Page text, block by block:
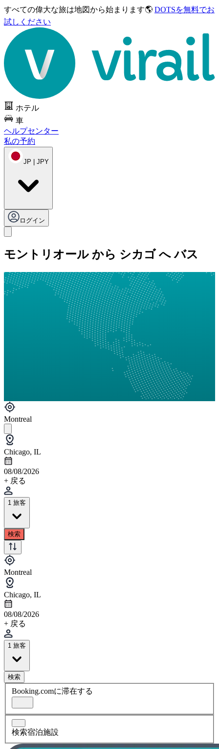
すべての偉大な旅は地図から始まります🌎 DOTSを無料でお
試しください
ホテル
車
ヘルプセンター
私の予約
JP | JPY
ログイン
モントリオール から シカゴ へ バス
Montreal
Chicago, IL
08/08/2026
+ 戻る
1 旅客
検索
Montreal
Chicago, IL
08/08/2026
+ 戻る
1 旅客
検索
Booking.comに滞在する
検索宿泊施設